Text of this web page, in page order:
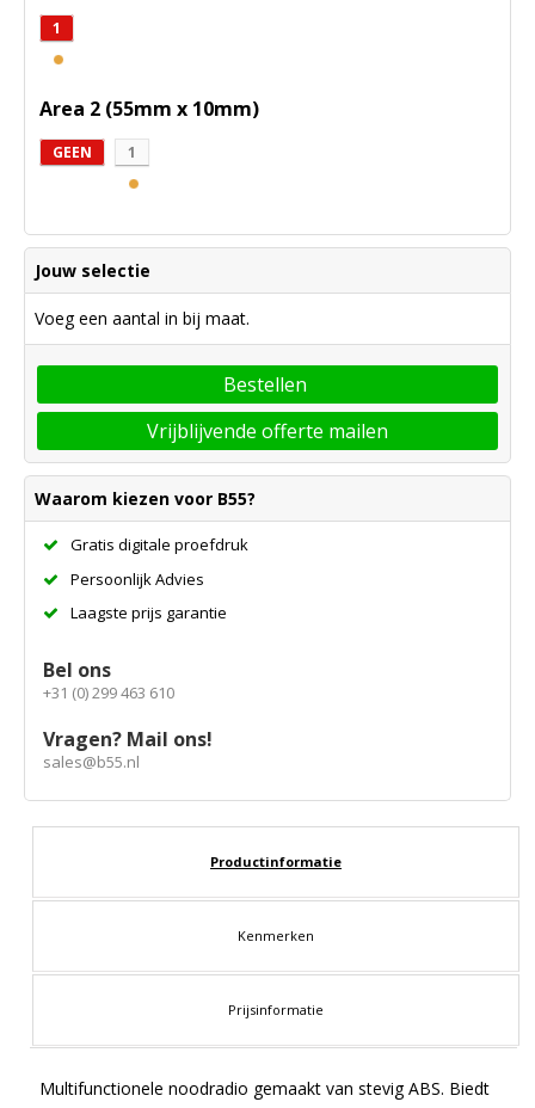
1
Area 2 (55mm x 10mm)
GEEN 1
Jouw selectie
Voeg een aantal in bij maat.
Bestellen
Vrijblijvende offerte mailen
Waarom kiezen voor B55?
Gratis digitale proefdruk
Persoonlijk Advies
Laagste prijs garantie
Bel ons
+31 (0) 299 463 610
Vragen? Mail ons!
sales@b55.nl
Productinformatie
Kenmerken
Prijsinformatie
Multifunctionele noodradio gemaakt van stevig ABS. Biedt